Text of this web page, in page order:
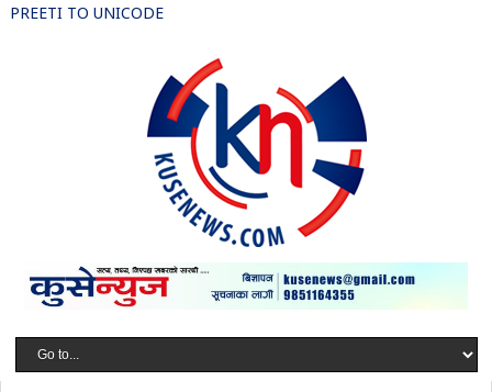
PREETI TO UNICODE